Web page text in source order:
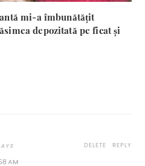
mi-a îmbunătățit
depozitată pe ficat și
AM
REPLY
DELETE